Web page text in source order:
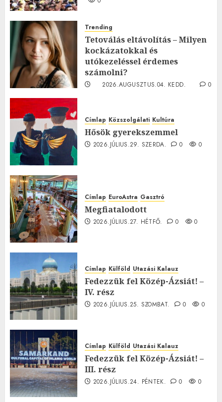
Trending
Tetoválás eltávolítás – Milyen
kockázatokkal és
utókezeléssel érdemes
számolni?
2026.AUGUSZTUS.04. KEDD.
0
Címlap Közszolgálati Kultúra
Hősök gyerekszemmel
2026.JÚLIUS.29. SZERDA. 0 0
Címlap EuroAstra Gasztró
Megfiatalodott
2026.JÚLIUS.27. HÉTFŐ. 0 0
Címlap Külföld Utazási Kalauz
Fedezzük fel Közép-Ázsiát! –
IV. rész
2026.JÚLIUS.25. SZOMBAT. 0 0
Címlap Külföld Utazási Kalauz
Fedezzük fel Közép-Ázsiát! –
III. rész
2026.JÚLIUS.24. PÉNTEK. 0 0